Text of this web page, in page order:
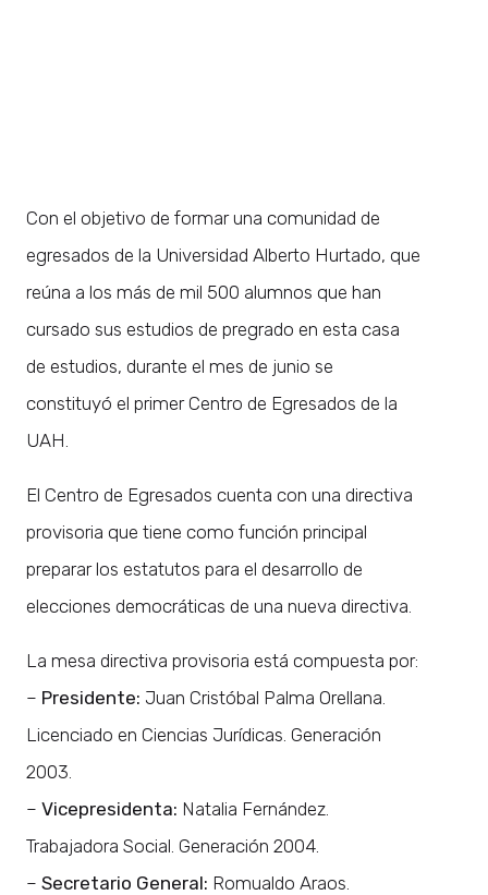
Con el objetivo de formar una comunidad de
egresados de la Universidad Alberto Hurtado, que
reúna a los más de mil 500 alumnos que han
cursado sus estudios de pregrado en esta casa
de estudios, durante el mes de junio se
constituyó el primer Centro de Egresados de la
UAH.
El Centro de Egresados cuenta con una directiva
provisoria que tiene como función principal
preparar los estatutos para el desarrollo de
elecciones democráticas de una nueva directiva.
La mesa directiva provisoria está compuesta por:
– Presidente: Juan Cristóbal Palma Orellana.
Licenciado en Ciencias Jurídicas. Generación
2003.
– Vicepresidenta: Natalia Fernández.
Trabajadora Social. Generación 2004.
– Secretario General: Romualdo Araos.